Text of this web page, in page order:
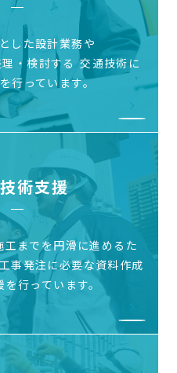
した設計業務や
理・検討する交通技術に
行っています。
術支援
までを円滑に進めるた
事発注に必要な資料作成
を行っています。